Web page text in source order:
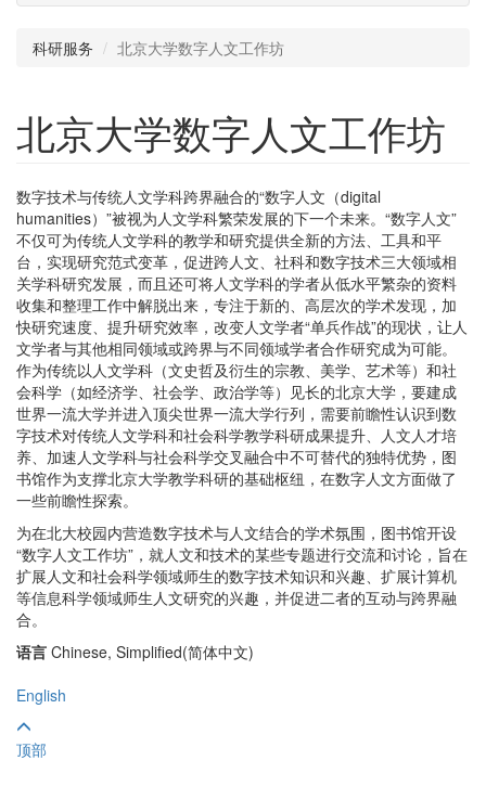
科研服务 北京大学数字人文工作坊
北京大学数字人文工作坊
数字技术与传统人文学科跨界融合的“数字人文（digital
humanities）”被视为人文学科繁荣发展的下一个未来。“数字人文”
不仅可为传统人文学科的教学和研究提供全新的方法、工具和平
台，实现研究范式变革，促进跨人文、社科和数字技术三大领域相
关学科研究发展，而且还可将人文学科的学者从低水平繁杂的资料
收集和整理工作中解脱出来，专注于新的、高层次的学术发现，加
快研究速度、提升研究效率，改变人文学者“单兵作战”的现状，让人
文学者与其他相同领域或跨界与不同领域学者合作研究成为可能。
作为传统以人文学科（文史哲及衍生的宗教、美学、艺术等）和社
会科学（如经济学、社会学、政治学等）见长的北京大学，要建成
世界一流大学并进入顶尖世界一流大学行列，需要前瞻性认识到数
字技术对传统人文学科和社会科学教学科研成果提升、人文人才培
养、加速人文学科与社会科学交叉融合中不可替代的独特优势，图
书馆作为支撑北京大学教学科研的基础枢纽，在数字人文方面做了
一些前瞻性探索。
为在北大校园内营造数字技术与人文结合的学术氛围，图书馆开设
“数字人文工作坊”，就人文和技术的某些专题进行交流和讨论，旨在
扩展人文和社会科学领域师生的数字技术知识和兴趣、扩展计算机
等信息科学领域师生人文研究的兴趣，并促进二者的互动与跨界融
合。
语言 Chinese, Simplified(简体中文)
English
顶部